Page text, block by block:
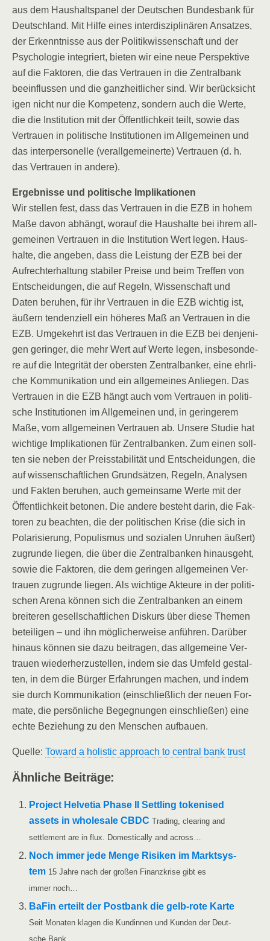
aus dem Haus­halts­pa­nel der Deut­schen Bun­des­bank für
Deutsch­land. Mit Hil­fe eines inter­dis­zi­pli­nä­ren Ansat­zes,
der Erkennt­nis­se aus der Poli­tik­wis­sen­schaft und der
Psy­cho­lo­gie inte­griert, bie­ten wir eine neue Per­spek­ti­ve
auf die Fak­to­ren, die das Ver­trau­en in die Zen­tral­bank
beein­flus­sen und die ganz­heit­li­cher sind. Wir berück­sich­t
i­gen nicht nur die Kom­pe­tenz, son­dern auch die Wer­te,
die die Insti­tu­ti­on mit der Öffent­lich­keit teilt, sowie das
Ver­trau­en in poli­ti­sche Insti­tu­tio­nen im All­ge­mei­nen und
das inter­per­so­nel­le (ver­all­ge­mei­ner­te) Ver­trau­en (d. h.
das Ver­trau­en in andere).
Ergeb­nis­se und poli­ti­sche Implikationen
Wir stel­len fest, dass das Ver­trau­en in die EZB in hohem
Maße davon abhängt, wor­auf die Haus­hal­te bei ihrem all­
ge­mei­nen Ver­trau­en in die Insti­tu­ti­on Wert legen. Haus­
hal­te, die ange­ben, dass die Leis­tung der EZB bei der
Auf­recht­erhal­tung sta­bi­ler Prei­se und beim Tref­fen von
Ent­schei­dun­gen, die auf Regeln, Wis­sen­schaft und
Daten beru­hen, für ihr Ver­trau­en in die EZB wich­tig ist,
äußern ten­den­zi­ell ein höhe­res Maß an Ver­trau­en in die
EZB. Umge­kehrt ist das Ver­trau­en in die EZB bei den­je­ni­
gen gerin­ger, die mehr Wert auf Wer­te legen, ins­be­son­de­
re auf die Inte­gri­tät der obers­ten Zen­tral­ban­ker, eine ehr­li­
che Kom­mu­ni­ka­ti­on und ein all­ge­mei­nes Anlie­gen. Das
Ver­trau­en in die EZB hängt auch vom Ver­trau­en in poli­ti­
sche Insti­tu­tio­nen im All­ge­mei­nen und, in gerin­ge­rem
Maße, vom all­ge­mei­nen Ver­trau­en ab. Unse­re Stu­die hat
wich­ti­ge Impli­ka­tio­nen für Zen­tral­ban­ken. Zum einen soll­
ten sie neben der Preis­sta­bi­li­tät und Ent­schei­dun­gen, die
auf wis­sen­schaft­li­chen Grund­sät­zen, Regeln, Ana­ly­sen
und Fak­ten beru­hen, auch gemein­sa­me Wer­te mit der
Öffent­lich­keit beto­nen. Die ande­re besteht dar­in, die Fak­
to­ren zu beach­ten, die der poli­ti­schen Kri­se (die sich in
Pola­ri­sie­rung, Popu­lis­mus und sozia­len Unru­hen äußert)
zugrun­de lie­gen, die über die Zen­tral­ban­ken hin­aus­geht,
sowie die Fak­to­ren, die dem gerin­gen all­ge­mei­nen Ver­
trau­en zugrun­de lie­gen. Als wich­ti­ge Akteu­re in der poli­ti­
schen Are­na kön­nen sich die Zen­tral­ban­ken an einem
brei­te­ren gesell­schaft­li­chen Dis­kurs über die­se The­men
betei­li­gen – und ihn mög­li­cher­wei­se anfüh­ren. Dar­über
hin­aus kön­nen sie dazu bei­tra­gen, das all­ge­mei­ne Ver­
trau­en wie­der­her­zu­stel­len, indem sie das Umfeld gestal­
ten, in dem die Bür­ger Erfah­run­gen machen, und indem
sie durch Kom­mu­ni­ka­ti­on (ein­schließ­lich der neu­en For­
ma­te, die per­sön­li­che Begeg­nun­gen ein­schlie­ßen) eine
ech­te Bezie­hung zu den Men­schen aufbauen.
Quel­le: Toward a holi­stic approach to cen­tral bank trust
Ähn­li­che Beiträge:
Pro­ject Hel­ve­tia Pha­se II Sett­ling toke­nis­ed
assets in who­le­sa­le CBDC Tra­ding, clea­ring and
sett­le­ment are in flux. Dome­sti­cal­ly and across…
Noch immer jede Men­ge Risi­ken im Markt­sys­
tem 15 Jah­re nach der gro­ßen Finanz­kri­se gibt es
immer noch…
BaFin erteilt der Post­bank die gelb-rote Kar­te
Seit Mona­ten kla­gen die Kun­din­nen und Kun­den der Deut­
sche Bank…